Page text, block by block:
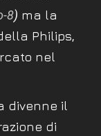
8) ma la
Philips,
nel
divenne il
di